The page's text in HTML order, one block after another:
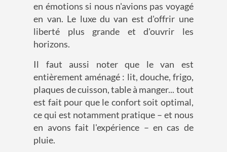
en émotions si nous n'avions pas voyagé
en van. Le luxe du van est d'offrir une
liberté plus grande et d'ouvrir les
horizons.
Il faut aussi noter que le van est
entièrement aménagé : lit, douche, frigo,
plaques de cuisson, table à manger... tout
est fait pour que le confort soit optimal,
ce qui est notamment pratique – et nous
en avons fait l'expérience – en cas de
pluie.